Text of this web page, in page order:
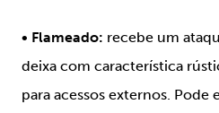
• Flameado: recebe um
deixa com característica
para acessos externos. Pode